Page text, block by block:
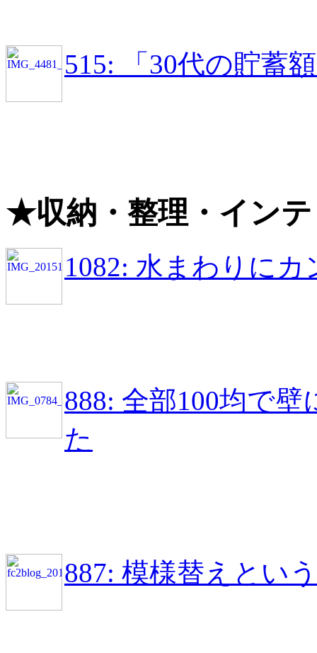
515: 「30代の貯蓄
★収納・整理・イン
1082: 水まわりに
888: 全部100均で
た
887: 模様替えとい